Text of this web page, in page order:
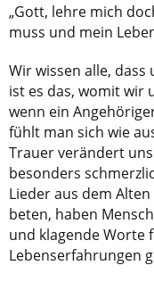
„Gott, lehre mich
muss und mein
Wir wissen alle,
ist es das, womit wir
wenn ein
fühlt man sich wie
Trauer verändert
besonders
Lieder aus dem
beten, haben
und klagende Worte
Lebenserfahrungen